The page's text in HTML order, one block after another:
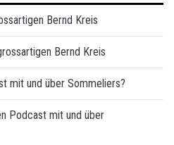
Bernd Kreis
Bernd Kreis
mit und über Sommeliers?
Podcast mit und über